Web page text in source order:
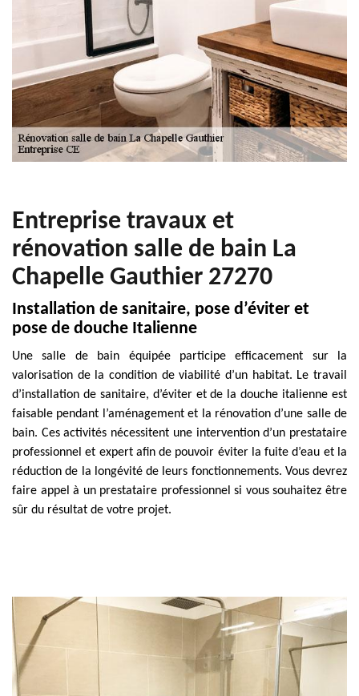
Entreprise travaux et
rénovation salle de bain La
Chapelle Gauthier 27270
Installation de sanitaire, pose d’éviter et
pose de douche Italienne
Une salle de bain équipée participe efficacement sur la
valorisation de la condition de viabilité d’un habitat. Le travail
d’installation de sanitaire, d’éviter et de la douche italienne est
faisable pendant l’aménagement et la rénovation d’une salle de
bain. Ces activités nécessitent une intervention d’un prestataire
professionnel et expert afin de pouvoir éviter la fuite d’eau et la
réduction de la longévité de leurs fonctionnements. Vous devrez
faire appel à un prestataire professionnel si vous souhaitez être
sûr du résultat de votre projet.